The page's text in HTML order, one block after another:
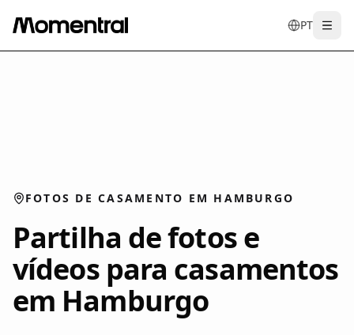
PT
entr dees
FOTOS DE CASAMENTO EM HAMBURGO
Partilha de fotos e
vídeos para casamentos
em Hamburgo